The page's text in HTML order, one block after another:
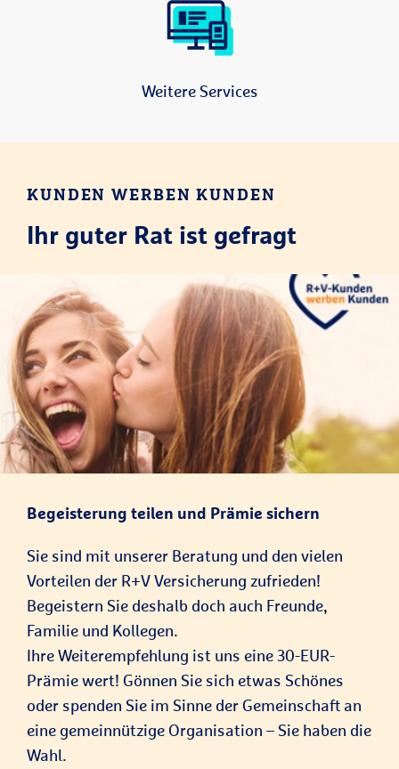
Weitere Services
KUNDEN WERBEN KUNDEN
Ihr guter Rat ist gefragt
Begeisterung teilen und Prämie sichern
Sie sind mit unserer Beratung und den vielen
Vorteilen der R+V Versicherung zufrieden!
Begeistern Sie deshalb doch auch Freunde,
Familie und Kollegen.
Ihre Weiterempfehlung ist uns eine 30-EUR-
Prämie wert! Gönnen Sie sich etwas Schönes
oder spenden Sie im Sinne der Gemeinschaft an
eine gemeinnützige Organisation – Sie haben die
Wahl.